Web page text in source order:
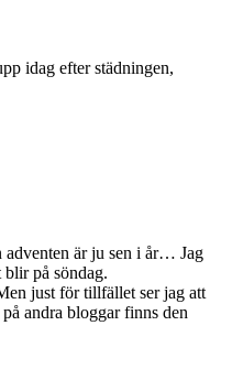
idag efter städningen,
adventen är ju sen i år… Jag
blir på söndag.
just för tillfället ser jag att
andra bloggar finns den